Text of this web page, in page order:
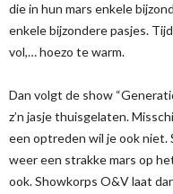
die in hun mars enkele
enkele bijzondere pasjes.
vol,… hoezo te warm.
Dan volgt de show
z’n jasje thuisgelaten.
een optreden wil je ook niet.
weer een strakke mars op
ook. Showkorps O&V laat